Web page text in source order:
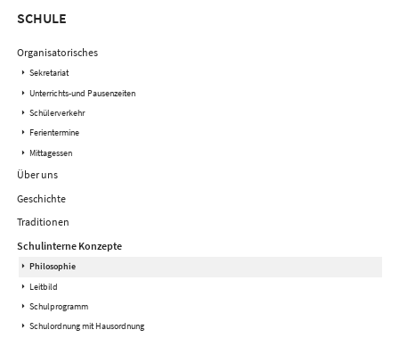
Navigation
SCHULE
Organisatorisches
Sekretariat
Unterrichts-und Pausenzeiten
Schülerverkehr
Ferientermine
Mittagessen
Über uns
Geschichte
Traditionen
Schulinterne Konzepte
Philosophie
Leitbild
Schulprogramm
Schulordnung mit Hausordnung